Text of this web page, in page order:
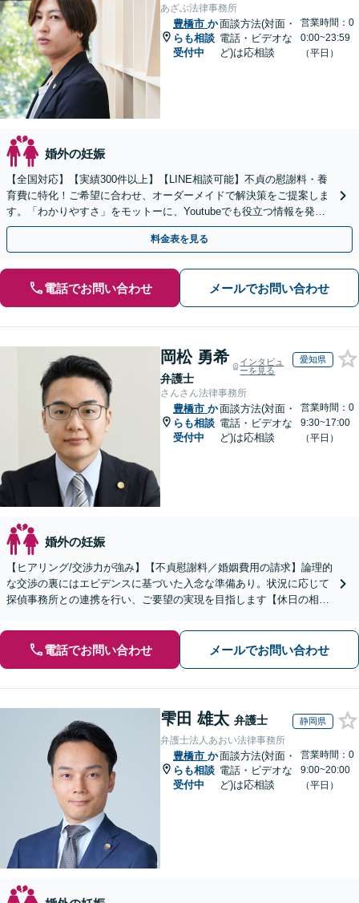
あざぶ法律事務所
豊橋市 か
らも相談
受付中
面談方法(対面・
電話・ビデオな
ど)は応相談
営業時間：0
0:00~23:59
（平日）
婚外の妊娠
【全国対応】【実績300件以上】【LINE相談可能】不貞の慰謝料・養
育費に特化！ご希望に合わせ、オーダーメイドで解決策をご提案しま
す。「わかりやすさ」をモットーに、Youtubeでも役立つ情報を発信
中【初回相談無料】【土日対応可】
料金表を見る
電話でお問い合わせ メールでお問い合わせ
岡松 勇希
弁護士
インタビュ
ーを見る
愛知県
さんさん法律事務所
豊橋市 か
らも相談
受付中
面談方法(対面・
電話・ビデオな
ど)は応相談
営業時間：0
9:30~17:00
（平日）
婚外の妊娠
【ヒアリング/交渉力が強み】【不貞慰謝料／婚姻費用の請求】論理的
な交渉の裏にはエビデンスに基づいた入念な準備あり。状況に応じて
探偵事務所との連携を行い、ご要望の実現を目指します【休日の相談
電話でお問い合わせ メールでお問い合わせ
雫田 雄太 弁護士 静岡県
弁護士法人あおい法律事務所
豊橋市 か
らも相談
受付中
面談方法(対面・
電話・ビデオな
ど)は応相談
営業時間：0
9:00~20:00
（平日）